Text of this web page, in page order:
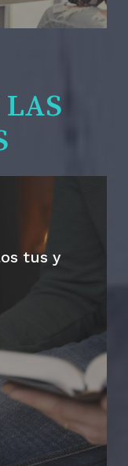
LAS
tus y